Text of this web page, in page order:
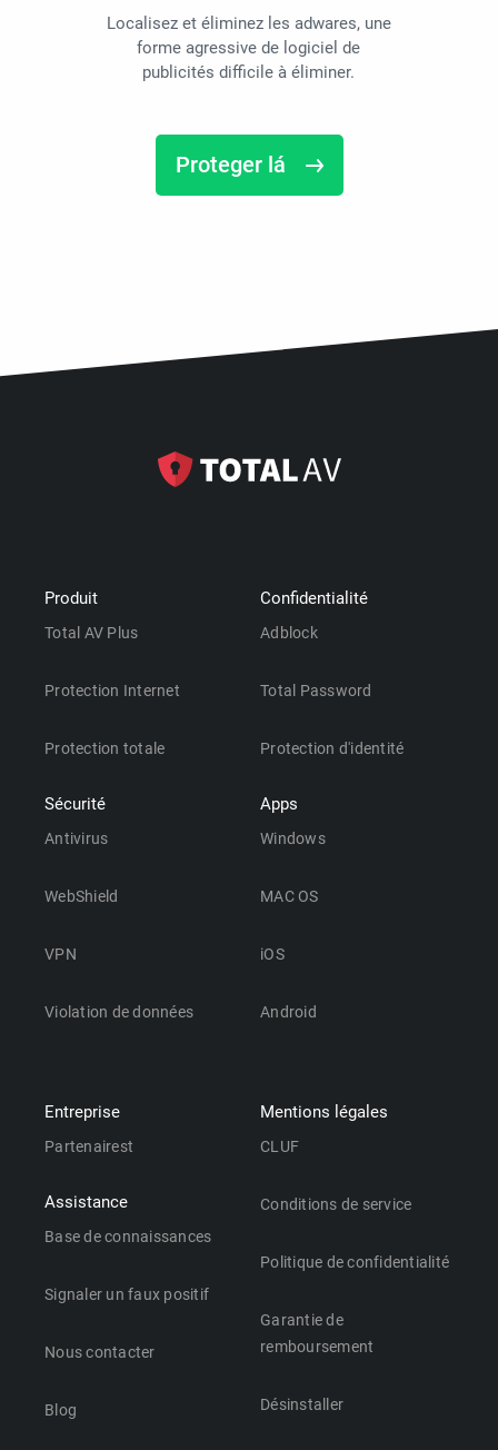
Localisez et éliminez les adwares, une
forme agressive de logiciel de
publicités difficile à éliminer.
Proteger lá
Produit
Total AV Plus
Protection Internet
Protection totale
Sécurité
Antivirus
WebShield
VPN
Violation de données
Confidentialité
Adblock
Total Password
Protection d'identité
Apps
Windows
MAC OS
iOS
Android
Entreprise
Partenairest
Assistance
Base de connaissances
Signaler un faux positif
Nous contacter
Blog
Mentions légales
CLUF
Conditions de service
Politique de confidentialité
Garantie de
remboursement
Désinstaller